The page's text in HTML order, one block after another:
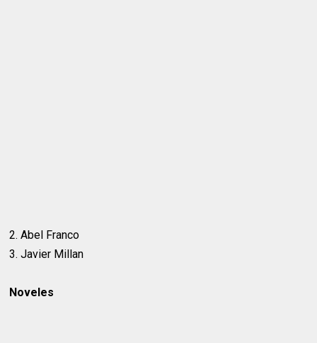
2. Abel Franco
3. Javier Millan
Noveles